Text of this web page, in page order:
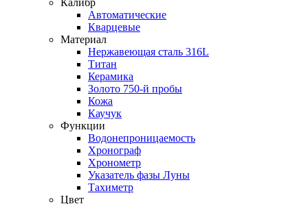
Автоматические
Кварцевые
Материал
Нержавеющая сталь 316L
Титан
Керамика
Золото 750-й пробы
Кожа
Каучук
Функции
Водонепроницаемость
Хронограф
Хронометр
Указатель фазы Луны
Тахиметр
Цвет